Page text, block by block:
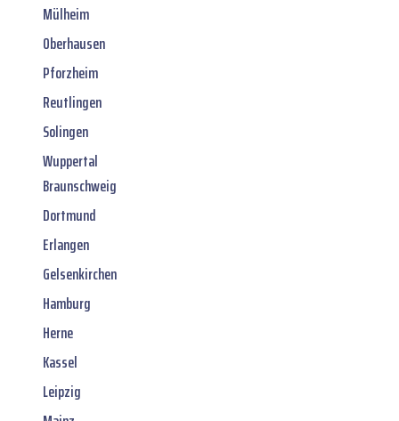
Mülheim
Oberhausen
Pforzheim
Reutlingen
Solingen
Wuppertal
Braunschweig
Dortmund
Erlangen
Gelsenkirchen
Hamburg
Herne
Kassel
Leipzig